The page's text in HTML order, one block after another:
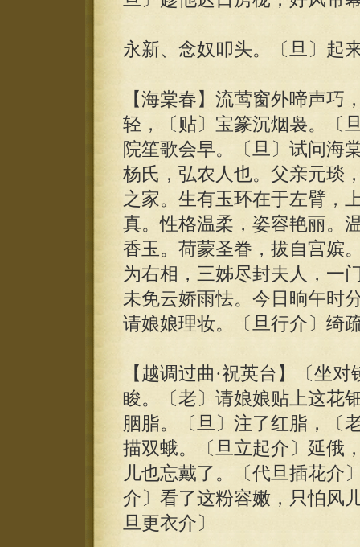
永新、念奴叩头。〔旦〕起
【海棠春】流莺窗外啼声巧
轻，〔贴〕宝篆沉烟袅。〔
院笙歌会早。〔旦〕试问海
杨氏，弘农人也。父亲元琰
之家。生有玉环在于左臂，
真。性格温柔，姿容艳丽。
香玉。荷蒙圣眷，拔自宫嫔
为右相，三姊尽封夫人，一
未免云娇雨怯。今日晌午时
请娘娘理妆。〔旦行介〕绮
【越调过曲·祝英台】〔坐
睃。〔老〕请娘娘贴上这花
胭脂。〔旦〕注了红脂，〔
描双蛾。〔旦立起介〕延俄
儿也忘戴了。〔代旦插花介
介〕看了这粉容嫩，只怕风
旦更衣介〕